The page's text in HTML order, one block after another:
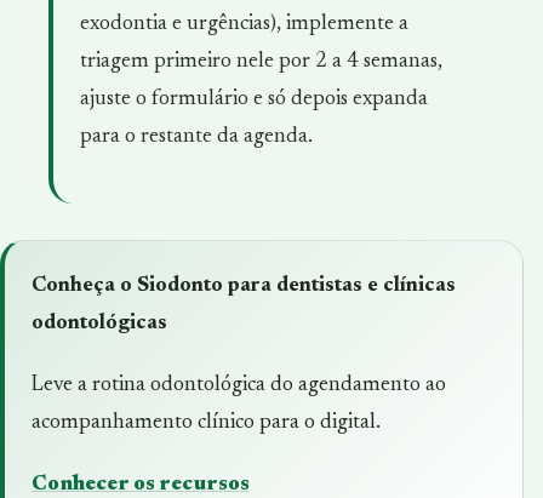
exodontia e urgências), implemente a
triagem primeiro nele por 2 a 4 semanas,
ajuste o formulário e só depois expanda
para o restante da agenda.
Conheça o Siodonto para dentistas e clínicas
odontológicas
Leve a rotina odontológica do agendamento ao
acompanhamento clínico para o digital.
Conhecer os recursos